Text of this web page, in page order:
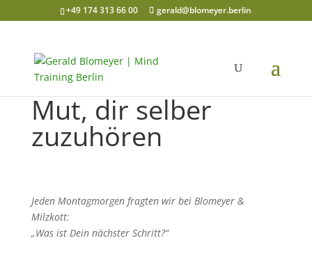
+49 174 313 66 00 gerald@blomeyer.berlin
Mut, dir selber
zuzuhören
Jeden Montagmorgen fragten wir bei Blomeyer &
Milzkott:
„Was ist Dein nächster Schritt?“